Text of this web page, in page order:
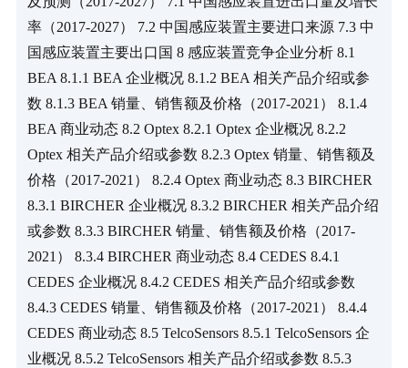
率（2017-2027） 7.2 中国感应装置主要进口来源 7.3 中
国感应装置主要出口国 8 感应装置竞争企业分析 8.1
BEA 8.1.1 BEA 企业概况 8.1.2 BEA 相关产品介绍或参
数 8.1.3 BEA 销量、销售额及价格（2017-2021） 8.1.4
BEA 商业动态 8.2 Optex 8.2.1 Optex 企业概况 8.2.2
Optex 相关产品介绍或参数 8.2.3 Optex 销量、销售额及
价格（2017-2021） 8.2.4 Optex 商业动态 8.3 BIRCHER
8.3.1 BIRCHER 企业概况 8.3.2 BIRCHER 相关产品介绍
或参数 8.3.3 BIRCHER 销量、销售额及价格（2017-
2021） 8.3.4 BIRCHER 商业动态 8.4 CEDES 8.4.1
CEDES 企业概况 8.4.2 CEDES 相关产品介绍或参数
8.4.3 CEDES 销量、销售额及价格（2017-2021） 8.4.4
CEDES 商业动态 8.5 TelcoSensors 8.5.1 TelcoSensors 企
业概况 8.5.2 TelcoSensors 相关产品介绍或参数 8.5.3